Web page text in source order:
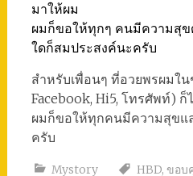
มาให้ผม
ผมก็ขอให้ทุกๆ คนมีความสุข
ใดก็สมประสงค์นะครับ
สำหรับเพื่อนๆ ที่อวยพรผมใ
Facebook, Hi5, โทรศัพท์)
ผมก็ขอให้ทุกคนมีความสุขแ
ครับ
Mystory HBD, ขอบ